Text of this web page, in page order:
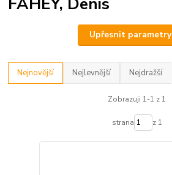
Upřesnit parametry
Nejnovější Nejlevnější Nejdražší
Zobrazuji 1-1 z 1
strana z 1